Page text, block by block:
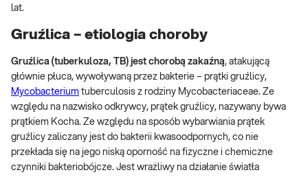
lat.
Gruźlica – etiologia choroby
Gruźlica (tuberkuloza, TB) jest chorobą zakaźną, atakującą
głównie płuca, wywoływaną przez bakterie – prątki gruźlicy,
Mycobacterium tuberculosis z rodziny Mycobacteriaceae. Ze
względu na nazwisko odkrywcy, prątek gruźlicy, nazywany bywa
prątkiem Kocha. Ze względu na sposób wybarwiania prątek
gruźlicy zaliczany jest do bakterii kwasoodpornych, co nie
przekłada się na jego niską oporność na fizyczne i chemiczne
czynniki bakteriobójcze. Jest wrażliwy na działanie światła